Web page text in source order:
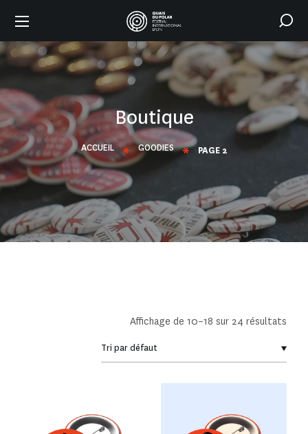
Boutique
ACCUEIL GOODIES PAGE 2
Affichage de 10–18 sur 24 résultats